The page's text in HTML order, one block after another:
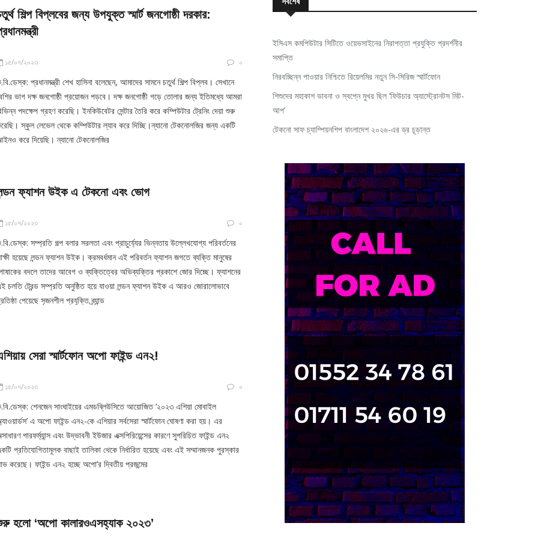
শিল্প বিপ্লবের জন্য উপযুক্ত স্মার্ট জনগোষ্ঠী দরকার:
১৫/০৭/২০২৩ ০
প্রধানমন্ত্রী শেখ হাসিনা বলেছেন, আমাদের সামনে চতুর্থ শিল্প বিপ্লব। সেখানে
ভাগ দক্ষ জনগোষ্ঠী প্রয়োজন পড়বে। দক্ষ জনগোষ্ঠী গড়ে তোলার জন্য ইতিমধ্যে আমরা
পদক্ষেপ গ্রহণ করেছি। ইনকিউবেটর সেন্টার তৈরি করে কম্পিউটার ট্রেনিং দেয়া শুরু
স্কুল লেভেল থেকে কম্পিউটার ল্যাব করে দিচ্ছি।ন্যানো টেকনোলজির জন্য একটি
করে দিয়েছি। ন্যানো টেকনোলজির
ফ্যাশন উইক এ টেকনো এবং ভোগ
১৫/০৭/২০২৩ ০
সম্প্রতি গল্প বলার সরলতা এবং প্রাচুর্য্যের ভিন্নতায় উল্লেখযোগ্য পরিবর্তনের
হয়েছে লন্ডন ফ্যাশন উইক। ক্রমবর্ধমান এই পরিবর্তন ফ্যাশন জগতে ব্যক্তি মানুষের
বদলে তাদের আবেগ ও ব্যক্তিত্বের অভিব্যক্তির প্রকাশে জোর দিচ্ছে। ফ্যাশনের
চলতি ট্রেন্ড সম্প্রতি অনুষ্ঠিত হয়ে যাওয়া লন্ডন ফ্যাশন উইক এ আরও জোরালোভাবে
পেয়েছে সৃজনশীল প্রযুক্তি ব্র্যান্ড
সেরা স্মার্টফোন অপো ফাইন্ড এন২!
১৫/০৭/২০২৩ ০
শেনজেন সাংঘাইয়ের এমডব্লিউসিতে আয়োজিত ‘২০২৩ এশিয়া মোবাইল
এ অপো ফাইন্ড এন২-কে এশিয়ার সর্বসেরা স্মার্টফোন ঘোষণা করা হয়। এর
পারফর্ম্যান্স এবং উদ্ভাবনী ইউজার এক্সপিরিয়েন্সের কারণে সুপরিচিত ফাইন্ড এন২
প্রতিযোগিতামূলক বাছাই তালিকা থেকে নির্ধারিত হয়েছে এবং এই সম্মানজনক পুরস্কার
করেছে। ফাইন্ড এন২ হচ্ছে অপো’র দ্বিতীয় প্রজন্মের
হলো ‘অপো কালারওএসহ্যাক ২০২৩’
ইসিএস কমপিউটার সিটিতে ওয়েভসাইনের নিরাপত্তা প্রযুক্তি প্রদর্শনীর
সমাপ্তি
নিরবচ্ছিন্ন পাওয়ার নিশ্চিতে রিয়েলমির নতুন সি-সিরিজ স্মার্টফোন
শিশুদের মহাকাশ ভাবনা ও স্বপ্নে মুখর ছিল ‘ফিউচার অ্যাস্ট্রোনটস মিট-
আপ’
টেকনো সাফ চ্যাম্পিয়নশিপ বাংলাদেশ ২০২৬-এর ড্র চূড়ান্ত